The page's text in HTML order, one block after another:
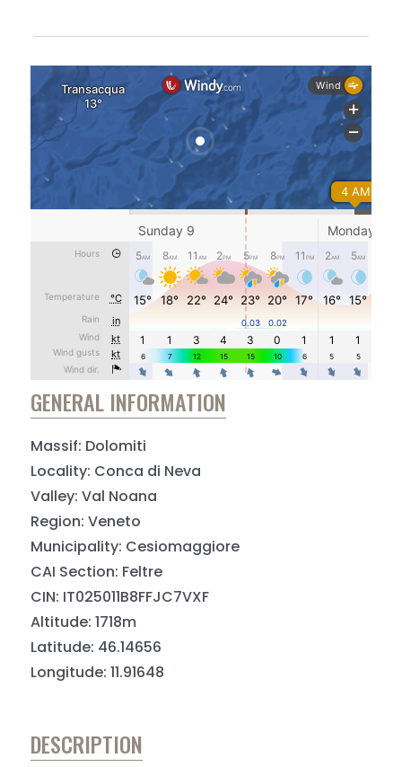
GENERAL INFORMATION
Massif: Dolomiti
Locality: Conca di Neva
Valley: Val Noana
Region: Veneto
Municipality: Cesiomaggiore
CAI Section: Feltre
CIN: IT025011B8FFJC7VXF
Altitude: 1718m
Latitude: 46.14656
Longitude: 11.91648
DESCRIPTION